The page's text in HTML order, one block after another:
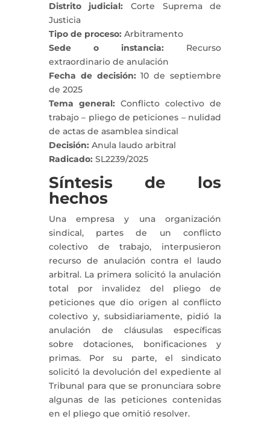
Distrito judicial: Corte Suprema de
Justicia
Tipo de proceso: Arbitramento
Sede o instancia: Recurso
extraordinario de anulación
Fecha de decisión: 10 de septiembre
de 2025
Tema general: Conflicto colectivo de
trabajo – pliego de peticiones – nulidad
de actas de asamblea sindical
Decisión: Anula laudo arbitral
Radicado: SL2239/2025
Síntesis de los
hechos
Una empresa y una organización
sindical, partes de un conflicto
colectivo de trabajo, interpusieron
recurso de anulación contra el laudo
arbitral. La primera solicitó la anulación
total por invalidez del pliego de
peticiones que dio origen al conflicto
colectivo y, subsidiariamente, pidió la
anulación de cláusulas específicas
sobre dotaciones, bonificaciones y
primas. Por su parte, el sindicato
solicitó la devolución del expediente al
Tribunal para que se pronunciara sobre
algunas de las peticiones contenidas
en el pliego que omitió resolver.